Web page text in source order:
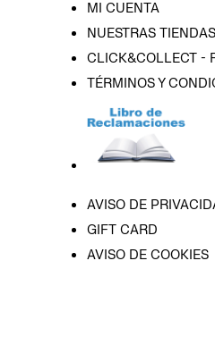
MI CUENTA
NUESTRAS TIENDAS
CLICK&COLLECT -
TÉRMINOS Y
AVISO DE
GIFT CARD
AVISO DE COOKIES